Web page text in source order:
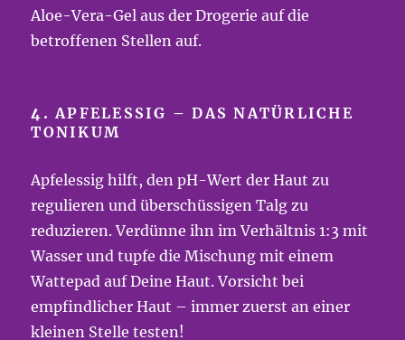
Aloe-Vera-Gel aus der Drogerie auf die
betroffenen Stellen auf.
4.APFELESSIG – DAS NATÜRLICHE
TONIKUM
Apfelessig hilft, den pH-Wert der Haut zu
regulieren und überschüssigen Talg zu
reduzieren. Verdünne ihn im Verhältnis 1:3 mit
Wasser und tupfe die Mischung mit einem
Wattepad auf Deine Haut. Vorsicht bei
empfindlicher Haut – immer zuerst an einer
kleinen Stelle testen!